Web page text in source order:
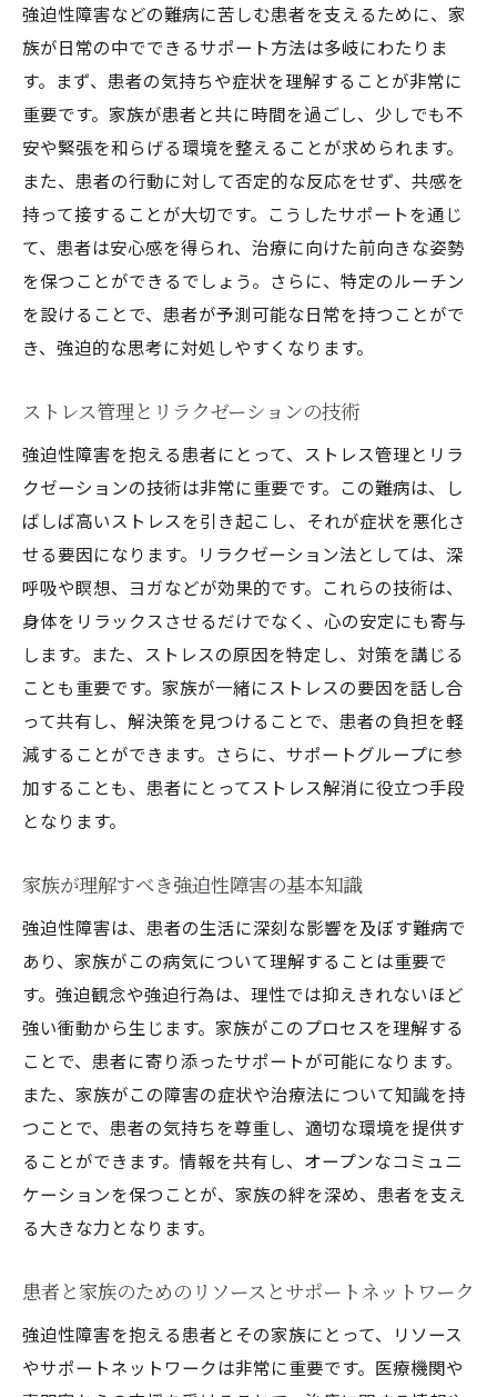
強迫性障害などの難病に苦しむ患者を支えるために、家
族が日常の中でできるサポート方法は多岐にわたりま
す。まず、患者の気持ちや症状を理解することが非常に
重要です。家族が患者と共に時間を過ごし、少しでも不
安や緊張を和らげる環境を整えることが求められます。
また、患者の行動に対して否定的な反応をせず、共感を
持って接することが大切です。こうしたサポートを通じ
て、患者は安心感を得られ、治療に向けた前向きな姿勢
を保つことができるでしょう。さらに、特定のルーチン
を設けることで、患者が予測可能な日常を持つことがで
き、強迫的な思考に対処しやすくなります。
ストレス管理とリラクゼーションの技術
強迫性障害を抱える患者にとって、ストレス管理とリラ
クゼーションの技術は非常に重要です。この難病は、し
ばしば高いストレスを引き起こし、それが症状を悪化さ
せる要因になります。リラクゼーション法としては、深
呼吸や瞑想、ヨガなどが効果的です。これらの技術は、
身体をリラックスさせるだけでなく、心の安定にも寄与
します。また、ストレスの原因を特定し、対策を講じる
ことも重要です。家族が一緒にストレスの要因を話し合
って共有し、解決策を見つけることで、患者の負担を軽
減することができます。さらに、サポートグループに参
加することも、患者にとってストレス解消に役立つ手段
となります。
家族が理解すべき強迫性障害の基本知識
強迫性障害は、患者の生活に深刻な影響を及ぼす難病で
あり、家族がこの病気について理解することは重要で
す。強迫観念や強迫行為は、理性では抑えきれないほど
強い衝動から生じます。家族がこのプロセスを理解する
ことで、患者に寄り添ったサポートが可能になります。
また、家族がこの障害の症状や治療法について知識を持
つことで、患者の気持ちを尊重し、適切な環境を提供す
ることができます。情報を共有し、オープンなコミュニ
ケーションを保つことが、家族の絆を深め、患者を支え
る大きな力となります。
患者と家族のためのリソースとサポートネットワーク
強迫性障害を抱える患者とその家族にとって、リソース
やサポートネットワークは非常に重要です。医療機関や